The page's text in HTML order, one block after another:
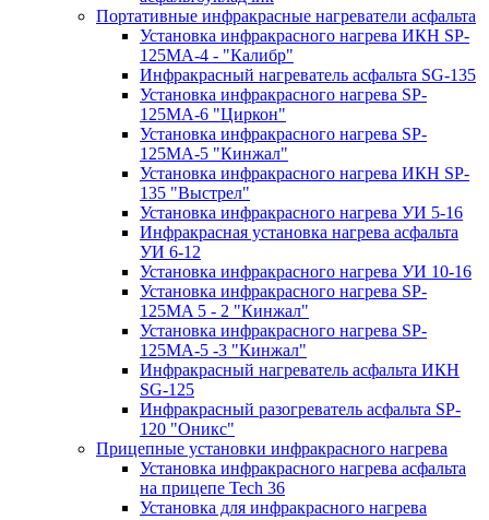
Портативные инфракрасные нагреватели асфальта
Установка инфракрасного нагрева ИКН SP-
125МA-4 - "Калибр"
Инфракрасный нагреватель асфальта SG-135
Установка инфракрасного нагрева SP-
125МA-6 "Циркон"
Установка инфракрасного нагрева SP-
125МA-5 "Кинжал"
Установка инфракрасного нагрева ИКН SP-
135 "Выстрел"
Установка инфракрасного нагрева УИ 5-16
Инфракрасная установка нагрева асфальта
УИ 6-12
Установка инфракрасного нагрева УИ 10-16
Установка инфракрасного нагрева SP-
125МA 5 - 2 "Кинжал"
Установка инфракрасного нагрева SP-
125МA-5 -3 "Кинжал"
Инфракрасный нагреватель асфальта ИКН
SG-125
Инфракрасный разогреватель асфальта SP-
120 "Оникс"
Прицепные установки инфракрасного нагрева
Установка инфракрасного нагрева асфальта
на прицепе Tech 36
Установка для инфракрасного нагрева